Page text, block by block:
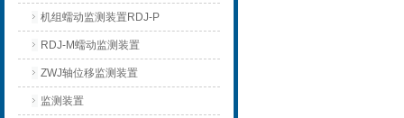
机组蠕动监测装置RDJ-P
RDJ-M蠕动监测装置
ZWJ轴位移监测装置
监测装置